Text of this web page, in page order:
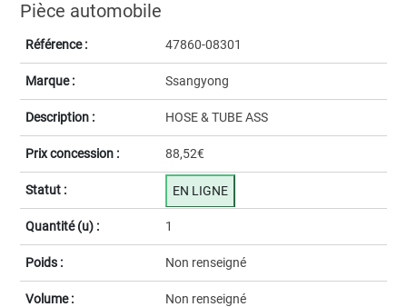
Pièce automobile
Référence : 47860-08301
Marque : Ssangyong
Description : HOSE & TUBE ASS
Prix concession : 88,52€
Statut : EN LIGNE
Quantité (u) : 1
Poids : Non renseigné
Volume : Non renseigné